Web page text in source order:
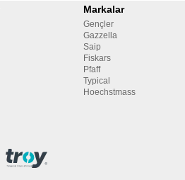
Markalar
Gençler
Gazzella
Saip
Fiskars
Pfaff
Typical
Hoechstmass